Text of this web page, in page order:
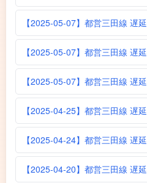
【2025-05-07】都営三田線 遅延
【2025-05-07】都営三田線 遅延
【2025-05-07】都営三田線 遅延
【2025-04-25】都営三田線 遅延
【2025-04-24】都営三田線 遅延
【2025-04-20】都営三田線 遅延